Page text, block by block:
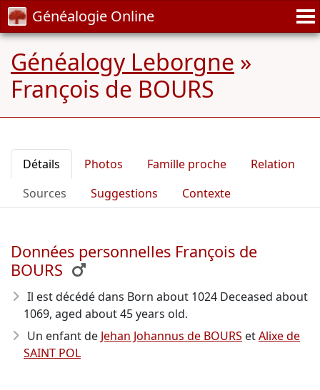
Généalogie Online
Généalogy Leborgne »
François de BOURS
Détails Photos Famille proche
Relation
Sources
Suggestions Contexte
Données personnelles François de
BOURS
Il est décédé dans Born about 1024 Deceased about
1069, aged about 45 years old.
Un enfant de Jehan Johannus de BOURS etAlixe de
SAINT POL